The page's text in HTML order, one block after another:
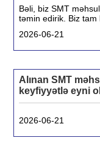
Bəli, biz SMT
təmin edirik. Biz tam
2026-06-21
Alınan SMT
keyfiyyətlə eyni
2026-06-21